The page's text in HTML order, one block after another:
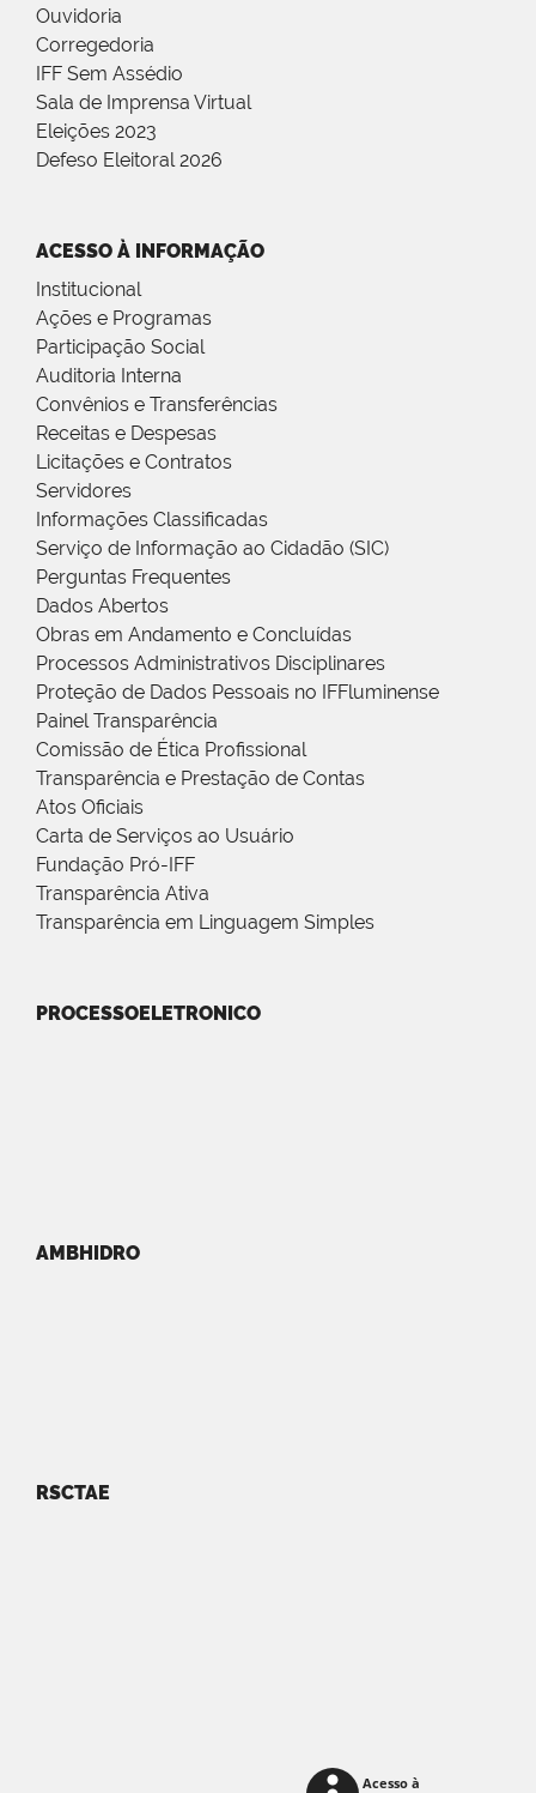
Ouvidoria
Corregedoria
IFF Sem Assédio
Sala de Imprensa Virtual
Eleições 2023
Defeso Eleitoral 2026
ACESSO À INFORMAÇÃO
Institucional
Ações e Programas
Participação Social
Auditoria Interna
Convênios e Transferências
Receitas e Despesas
Licitações e Contratos
Servidores
Informações Classificadas
Serviço de Informação ao Cidadão (SIC)
Perguntas Frequentes
Dados Abertos
Obras em Andamento e Concluídas
Processos Administrativos Disciplinares
Proteção de Dados Pessoais no IFFluminense
Painel Transparência
Comissão de Ética Profissional
Transparência e Prestação de Contas
Atos Oficiais
Carta de Serviços ao Usuário
Fundação Pró-IFF
Transparência Ativa
Transparência em Linguagem Simples
PROCESSOELETRONICO
AMBHIDRO
RSCTAE